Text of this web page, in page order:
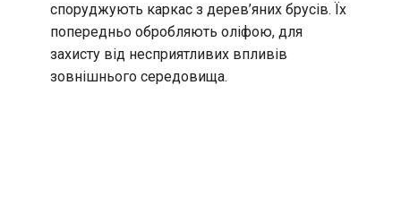
споруджують каркас з дерев’яних брусів. Їх
попередньо обробляють оліфою, для
захисту від несприятливих впливів
зовнішнього середовища.